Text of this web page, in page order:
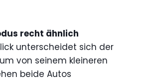
recht ähnlich
unterscheidet sich der
von seinem kleineren
beide Autos